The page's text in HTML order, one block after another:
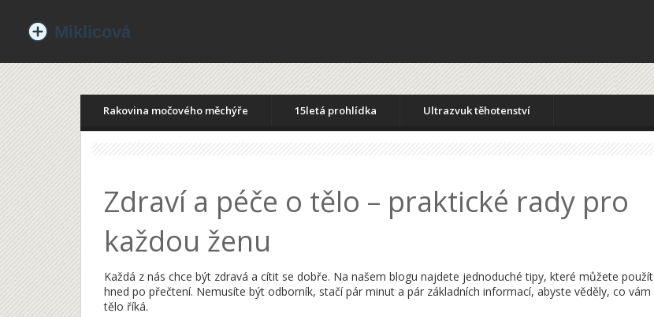
Rakovina močového měchýře 15letá prohlídka Ultrazvuk těhotenství
Zdraví a péče o tělo – praktické rady pro
každou ženu
Každá z nás chce být zdravá a cítit se dobře. Na našem blogu najdete jednoduché tipy, které můžete použít
hned po přečtení. Nemusíte být odborník, stačí pár minut a pár základních informací, abyste věděly, co vám
tělo říká.